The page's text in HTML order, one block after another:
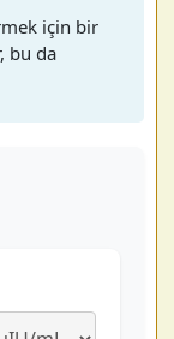
için bir
bu da